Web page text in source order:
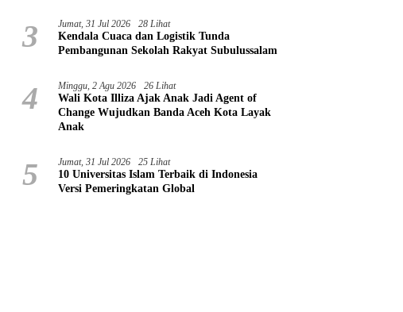
3 Jumat, 31 Jul 2026 28 Lihat
Kendala Cuaca dan Logistik Tunda
Pembangunan Sekolah Rakyat Subulussalam
4 Minggu, 2 Agu 2026 26 Lihat
Wali Kota Illiza Ajak Anak Jadi Agent of
Change Wujudkan Banda Aceh Kota Layak
Anak
5 Jumat, 31 Jul 2026 25 Lihat
10 Universitas Islam Terbaik di Indonesia
Versi Pemeringkatan Global